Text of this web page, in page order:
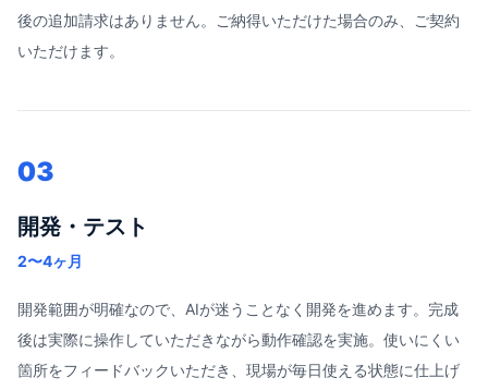
後の追加請求はありません。ご納得いただけた場合のみ、ご契約
いただけます。
03
開発・テスト
2〜4ヶ月
開発範囲が明確なので、AIが迷うことなく開発を進めます。完成
後は実際に操作していただきながら動作確認を実施。使いにくい
箇所をフィードバックいただき、現場が毎日使える状態に仕上げ